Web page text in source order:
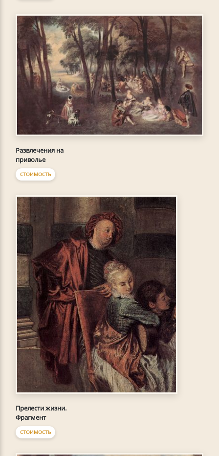
Развлечения на
приволье
СТОИМОСТЬ
Прелести жизни.
Фрагмент
СТОИМОСТЬ